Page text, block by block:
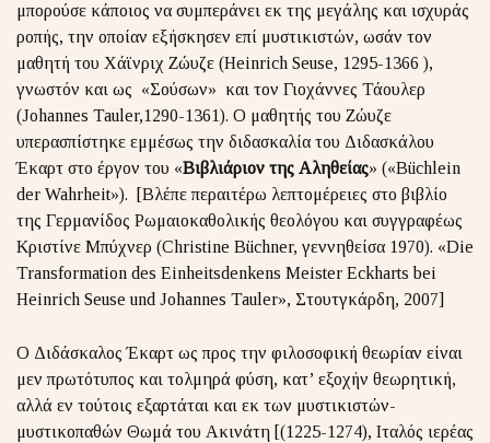
μπορούσε κάποιος να συμπεράνει εκ της μεγάλης και ισχυράς
ροπής, την οποίαν εξήσκησεν επί μυστικιστών, ωσάν τον
μαθητή του Χάϊνριχ Ζώυζε (Heinrich Seuse, 1295-1366 ),
γνωστόν και ως «Σούσων» και τον Γιοχάννες Τάουλερ
(Johannes Tauler,1290-1361). Ο μαθητής του Ζώυζε
υπερασπίστηκε εμμέσως την διδασκαλία του Διδασκάλου
Έκαρτ στο έργον του «Βιβλιάριον της Αληθείας» («Büchlein
der Wahrheit»). [Βλέπε περαιτέρω λεπτομέρειες στο βιβλίο
της Γερμανίδος Ρωμαιοκαθολικής θεολόγου και συγγραφέως
Κριστίνε Μπύχνερ (Christine Büchner, γεννηθείσα 1970). «Die
Transformation des Einheitsdenkens Meister Eckharts bei
Heinrich Seuse und Johannes Tauler», Στουτγκάρδη, 2007]
Ο Διδάσκαλος Έκαρτ ως προς την φιλοσοφική θεωρίαν είναι
μεν πρωτότυπος και τολμηρά φύση, κατ’ εξοχήν θεωρητική,
αλλά εν τούτοις εξαρτάται και εκ των μυστικιστών-
μυστικοπαθών Θωμά του Ακινάτη [(1225-1274), Ιταλός ιερέας